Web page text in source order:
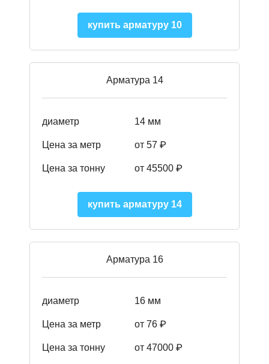
купить арматуру 10
Арматура 14
диаметр 14 мм
Цена за метр от 57 ₽
Цена за тонну от 45500 ₽
купить арматуру 14
Арматура 16
диаметр 16 мм
Цена за метр от 76 ₽
Цена за тонну от 47000 ₽